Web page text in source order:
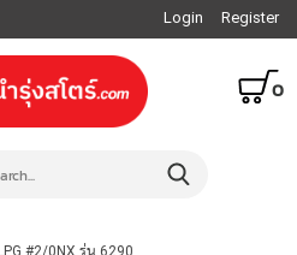
Login Register
0
#2/0NX รุ่น 6290